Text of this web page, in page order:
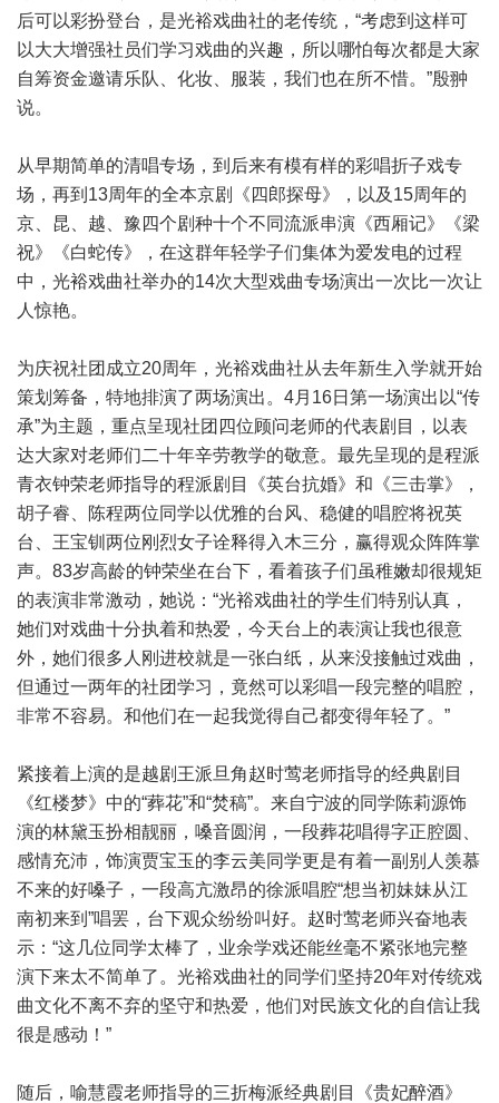
后可以彩扮登台，是光裕戏曲社的老传统，“考虑到这样可
以大大增强社员们学习戏曲的兴趣，所以哪怕每次都是大家
自筹资金邀请乐队、化妆、服装，我们也在所不惜。”殷翀
说。
从早期简单的清唱专场，到后来有模有样的彩唱折子戏专
场，再到13周年的全本京剧《四郎探母》，以及15周年的
京、昆、越、豫四个剧种十个不同流派串演《西厢记》《梁
祝》《白蛇传》，在这群年轻学子们集体为爱发电的过程
中，光裕戏曲社举办的14次大型戏曲专场演出一次比一次让
人惊艳。
为庆祝社团成立20周年，光裕戏曲社从去年新生入学就开始
策划筹备，特地排演了两场演出。4月16日第一场演出以“传
承”为主题，重点呈现社团四位顾问老师的代表剧目，以表
达大家对老师们二十年辛劳教学的敬意。最先呈现的是程派
青衣钟荣老师指导的程派剧目《英台抗婚》和《三击掌》，
胡子睿、陈程两位同学以优雅的台风、稳健的唱腔将祝英
台、王宝钏两位刚烈女子诠释得入木三分，赢得观众阵阵掌
声。83岁高龄的钟荣坐在台下，看着孩子们虽稚嫩却很规矩
的表演非常激动，她说：“光裕戏曲社的学生们特别认真，
她们对戏曲十分执着和热爱，今天台上的表演让我也很意
外，她们很多人刚进校就是一张白纸，从来没接触过戏曲，
但通过一两年的社团学习，竟然可以彩唱一段完整的唱腔，
非常不容易。和他们在一起我觉得自己都变得年轻了。”
紧接着上演的是越剧王派旦角赵时莺老师指导的经典剧目
《红楼梦》中的“葬花”和“焚稿”。来自宁波的同学陈莉源饰
演的林黛玉扮相靓丽，嗓音圆润，一段葬花唱得字正腔圆、
感情充沛，饰演贾宝玉的李云美同学更是有着一副别人羡慕
不来的好嗓子，一段高亢激昂的徐派唱腔“想当初妹妹从江
南初来到”唱罢，台下观众纷纷叫好。赵时莺老师兴奋地表
示：“这几位同学太棒了，业余学戏还能丝毫不紧张地完整
演下来太不简单了。光裕戏曲社的同学们坚持20年对传统戏
曲文化不离不弃的坚守和热爱，他们对民族文化的自信让我
很是感动！”
随后，喻慧霞老师指导的三折梅派经典剧目《贵妃醉酒》